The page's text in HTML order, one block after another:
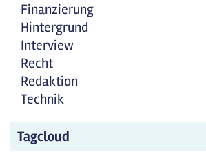
Finanzierung
Hintergrund
Interview
Recht
Redaktion
Technik
Tagcloud